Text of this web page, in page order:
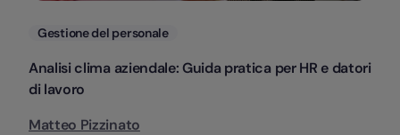
Categorie
Gestione del personale
Analisi clima aziendale: Guida pratica per HR e datori
di lavoro
Matteo Pizzinato